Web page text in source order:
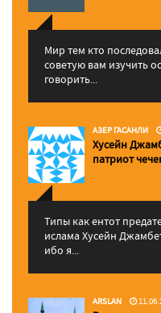
Мир тем кто
советую вам изучить
говорить...
АЗЕР ГАСАНЛИ
Хусейн
патриот
Типы как ентот
ислама Хусейн
ибо я...
ARSLAN